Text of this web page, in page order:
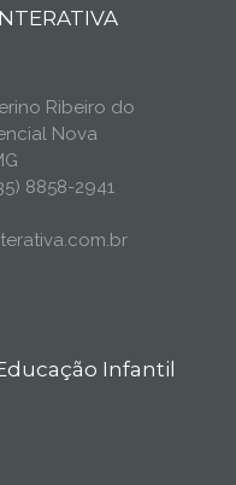
Ribeiro do
Nova
8858-2941
Infantil